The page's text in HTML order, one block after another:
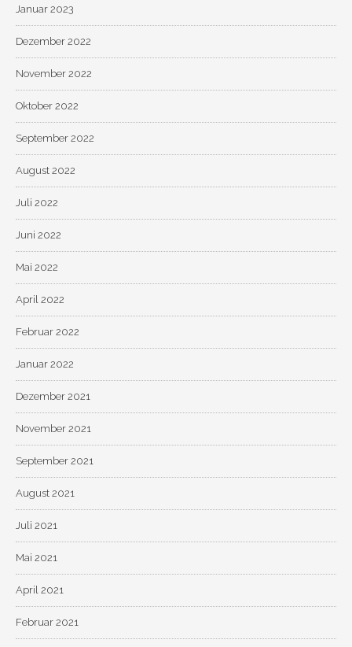
Januar 2023
Dezember 2022
November 2022
Oktober 2022
September 2022
August 2022
Juli 2022
Juni 2022
Mai 2022
April 2022
Februar 2022
Januar 2022
Dezember 2021
November 2021
September 2021
August 2021
Juli 2021
Mai 2021
April 2021
Februar 2021